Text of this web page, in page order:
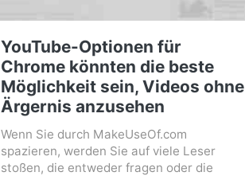
YouTube-Optionen für
Chrome könnten die beste
Möglichkeit sein, Videos ohne
Ärgernis anzusehen
Wenn Sie durch MakeUseOf.com
spazieren, werden Sie auf viele Leser
stoßen, die entweder fragen oder die